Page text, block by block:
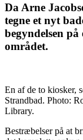
Da Arne
tegne et nyt
begyndelsen
området.
En af de to kiosker,
Strandbad. Photo:
Library.
Bestræbelser på at